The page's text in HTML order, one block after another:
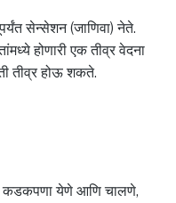
सेन्सेशन (जाणिवा) नेते.
होणारी एक तीव्र वेदना
तीव्र होऊ शकते.
कडकपणा येणे आणि चालणे,